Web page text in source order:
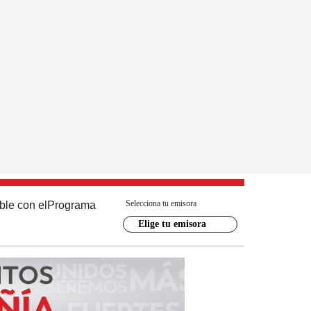
con el Programa Selecciona tu emisora
Elige tu emisora